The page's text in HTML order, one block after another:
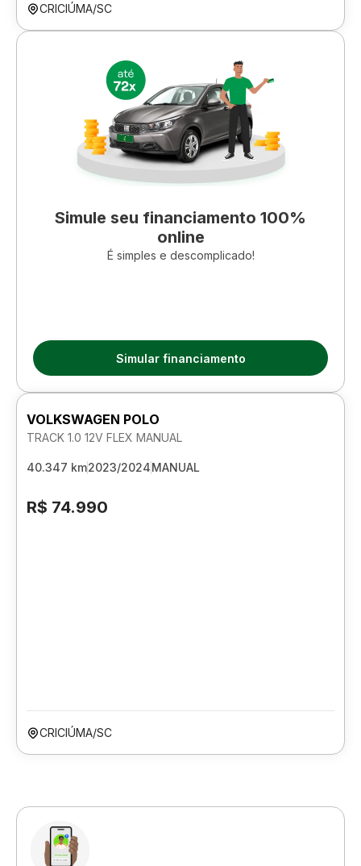
CRICIÚMA/SC
Simule seu financiamento 100%
online
É simples e descomplicado!
Simular financiamento
VOLKSWAGEN POLO
TRACK 1.0 12V FLEX MANUAL
40.347 km2023/2024MANUAL
R$ 74.990
CRICIÚMA/SC